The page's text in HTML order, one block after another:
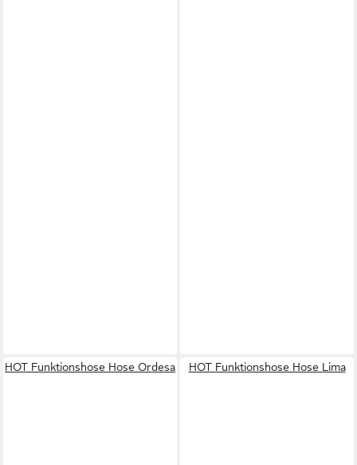
HOT Funktionshose Hose Ordesa HOT Funktionshose Hose Lima